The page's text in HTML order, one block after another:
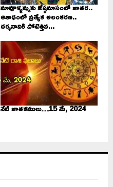
మావూళ్ళమ్మకు జేష్ఠమాసంలో జాతర..
ఆశాఢంలో ప్రత్యేక అలంకరణ..
దర్శనానికి పోటెత్తిన...
నేటి జాతకములు…15 మే, 2024